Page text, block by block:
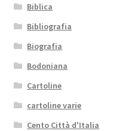
Biblica
Bibliografia
Biografia
Bodoniana
Cartoline
cartoline varie
Cento Città d'Italia